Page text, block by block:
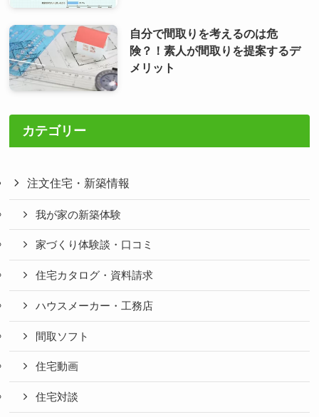
自分で間取りを考えるのは危
険？！素人が間取りを提案するデ
メリット
カテゴリー
注文住宅・新築情報
我が家の新築体験
家づくり体験談・口コミ
住宅カタログ・資料請求
ハウスメーカー・工務店
間取ソフト
住宅動画
住宅対談